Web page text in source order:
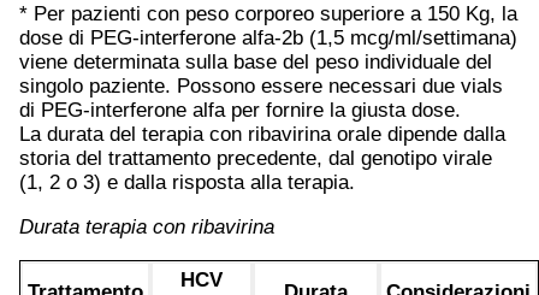
* Per pazienti con peso corporeo superiore a 150 Kg, la
dose di PEG-interferone alfa-2b (1,5 mcg/ml/settimana)
viene determinata sulla base del peso individuale del
singolo paziente. Possono essere necessari due vials
di PEG-interferone alfa per fornire la giusta dose.
La durata del terapia con ribavirina orale dipende dalla
storia del trattamento precedente, dal genotipo virale
(1, 2 o 3) e dalla risposta alla terapia.
Durata terapia con ribavirina
HCV